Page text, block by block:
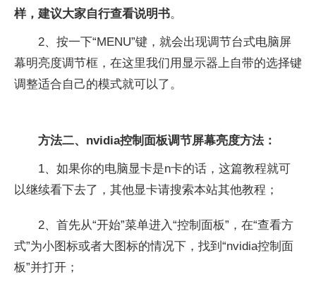
样，建议大家自行查看说明书。
2、按一下“MENU”键，就会出现调节台式电脑屏
幕明亮度调节框，在这里我们用显示器上自带的选择键
调整适合自己的模式就可以了。
方法二、nvidia控制面板调节屏幕亮度方法：
1、如果你的电脑显卡是n卡的话，这篇教程就可
以继续看下去了，其他显卡请搜索本站其他教程；
2、首先从“开始”菜单进入“控制面板”，在“查看方
式”为小图标或者大图标的情况下，找到“nvidia控制面
板”并打开；